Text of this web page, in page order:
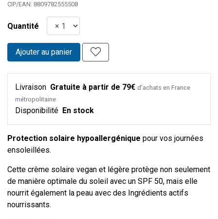
CIP/EAN: 8809782555508
Quantité
Ajouter au panier
Livraison Gratuite à partir de 79€ d’achats en France
métropolitaine
Disponibilité En stock
Protection solaire hypoallergénique pour vos journées
ensoleillées.
Cette crème solaire vegan et légère protège non seulement
de manière optimale du soleil avec un SPF 50, mais elle
nourrit également la peau avec des Ingrédients actifs
nourrissants.